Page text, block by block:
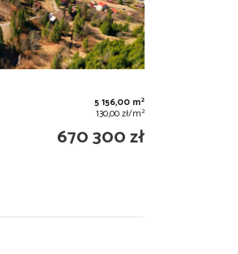
5 156,00 m2
130,00 zł/m2
670 300 zł